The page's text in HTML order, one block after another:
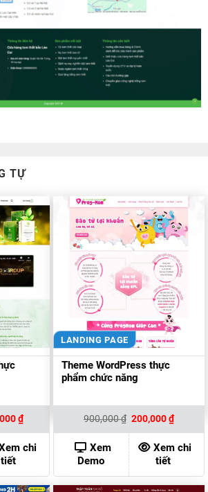
TỰ
₫.
₫Giá
hiện
tại
là:
200,000 ₫.
chi
tiết
LANDING PAGE
Theme WordPress thực
phẩm chức năng
900,000₫ Giá
là:
900,000 ₫.
200,000₫Giá
hiện
tại
là:
Xem
Demo
Xem chi
tiết